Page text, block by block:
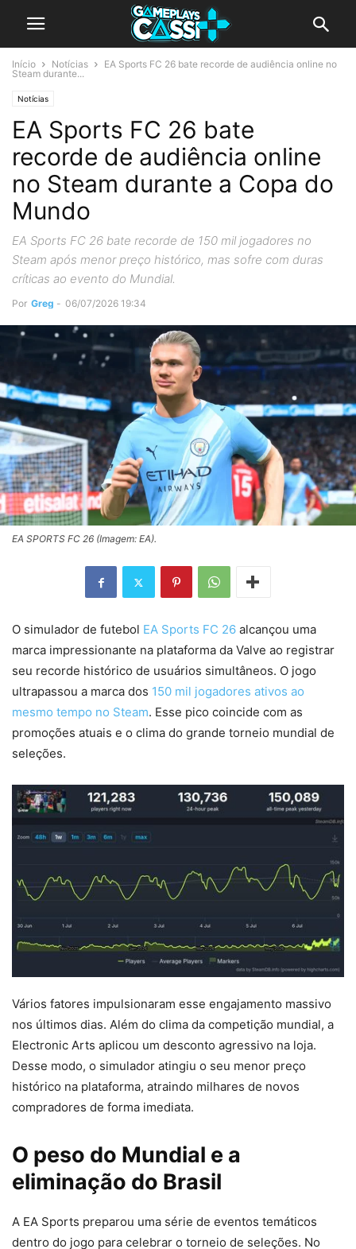
Início Notícias
EA Sports FC 26 bate recorde de audiência online no
Steam durante...
Notícias
EA Sports FC 26 bate
recorde de audiência online
no Steam durante a Copa do
Mundo
EA Sports FC 26 bate recorde de 150 mil jogadores no
Steam após menor preço histórico, mas sofre com duras
críticas ao evento do Mundial.
Por Greg - 06/07/2026 19:34
EA SPORTS FC 26 (Imagem: EA).
O simulador de futebol EA Sports FC 26 alcançou uma
marca impressionante na plataforma da Valve ao registrar
seu recorde histórico de usuários simultâneos. O jogo
ultrapassou a marca dos 150 mil jogadores ativos ao
mesmo tempo no Steam. Esse pico coincide com as
promoções atuais e o clima do grande torneio mundial de
seleções.
Vários fatores impulsionaram esse engajamento massivo
nos últimos dias. Além do clima da competição mundial, a
Electronic Arts aplicou um desconto agressivo na loja.
Desse modo, o simulador atingiu o seu menor preço
histórico na plataforma, atraindo milhares de novos
compradores de forma imediata.
O peso do Mundial e a
eliminação do Brasil
A EA Sports preparou uma série de eventos temáticos
dentro do jogo para celebrar o torneio de seleções. No